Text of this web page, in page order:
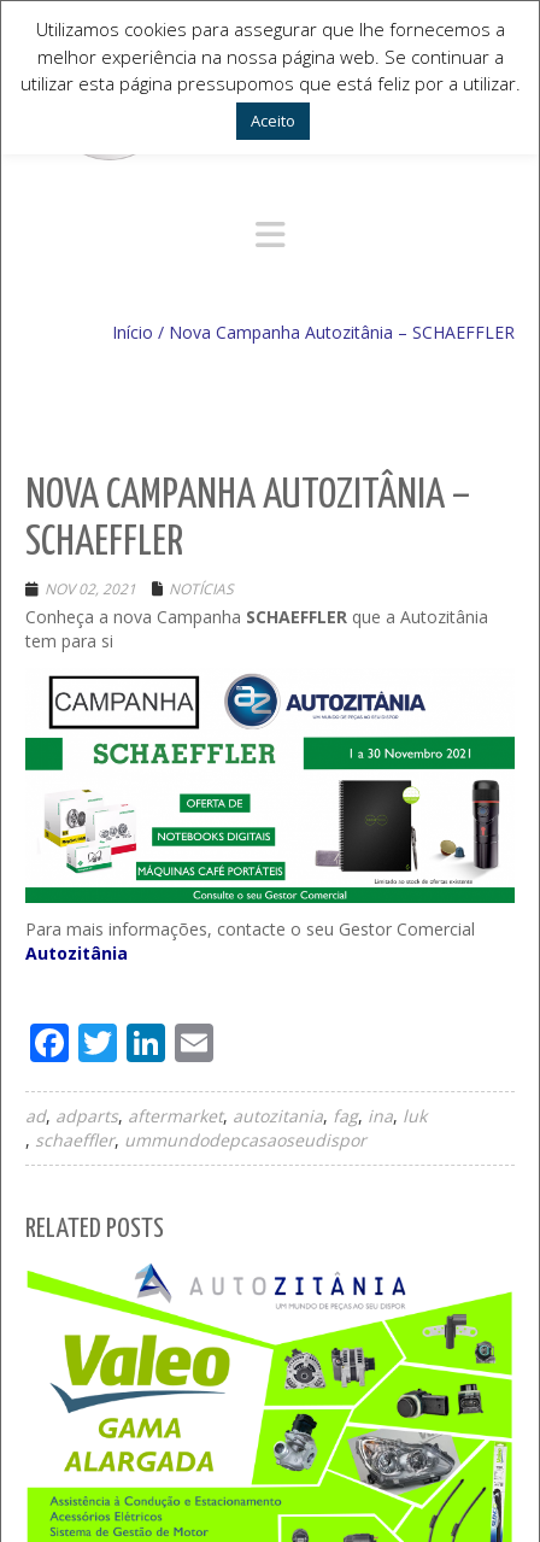
Navegação Alternativa
Início / Nova Campanha Autozitânia – SCHAEFFLER
NOVA CAMPANHA AUTOZITÂNIA –
SCHAEFFLER
NOV 02, 2021 NOTÍCIAS
Conheça a nova Campanha SCHAEFFLER que a Autozitânia
tem para si
Para mais informações, contacte o seu Gestor Comercial
Autozitânia
Facebook
TwitterLinkedIn
ad adparts aftermarket autozitania fag ina luk
schaeffler ummundodepcasaoseudispor
RELATED POSTS
Utilizamos cookies para assegurar que lhe fornecemos a
melhor experiência na nossa página web. Se continuar a
utilizar esta página pressupomos que está feliz por a utilizar.
Aceito